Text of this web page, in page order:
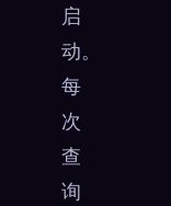
启
动。
每
次
查
询